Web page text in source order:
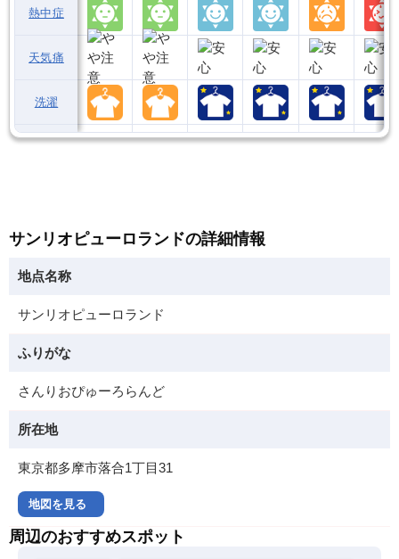
熱中症
天気痛
洗濯
サンリオピューロランドの詳細情報
地点名称
サンリオピューロランド
ふりがな
さんりおぴゅーろらんど
所在地
東京都多摩市落合1丁目31
地図を見る
周辺のおすすめスポット